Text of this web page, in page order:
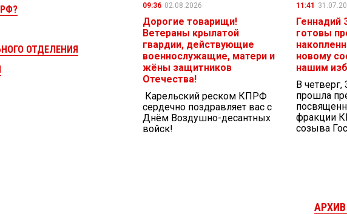
ОТДЕЛЕНИЯ
09:36 02.08.2026
Дорогие товарищи!
Ветераны крылатой
гвардии, действующие
военнослужащие, матери и
жёны защитников
Отечества!
Карельский реском КПРФ
сердечно поздравляет вас с
Днём Воздушно-десантных
войск!
11:41
Геннадий
готовы
новому
нашим
В
прошла
фракции
созыва